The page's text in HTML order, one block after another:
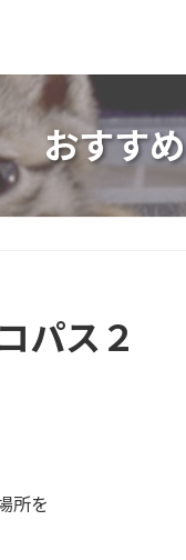
おすすめ
パス２
所を